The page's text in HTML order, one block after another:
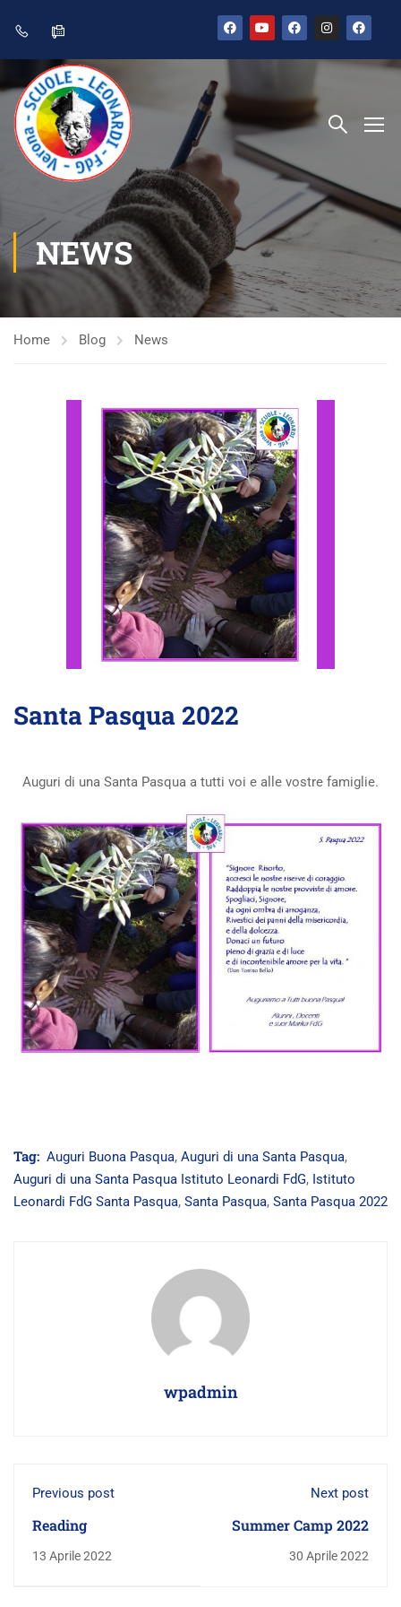
NEWS
Home Blog News
Santa Pasqua 2022
Auguri di una Santa Pasqua a tutti voi e alle vostre famiglie.
Tag: Auguri Buona Pasqua, Auguri di una Santa Pasqua,
Auguri di una Santa Pasqua Istituto Leonardi FdG, Istituto
Leonardi FdG Santa Pasqua, Santa Pasqua, Santa Pasqua 2022
wpadmin
Previous post
Reading
13 Aprile 2022
Next post
Summer Camp 2022
30 Aprile 2022